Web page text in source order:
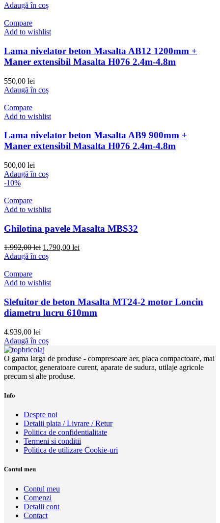
inițial
8.549,00 lei.
Adaugă în coș
Compare
Add to wishlist
Lama nivelator beton Masalta AB12 1200mm +
Maner extensibil Masalta H076 2.4m-4.8m
550,00 lei
Adaugă în coș
Compare
Add to wishlist
Lama nivelator beton Masalta AB9 900mm +
Maner extensibil Masalta H076 2.4m-4.8m
500,00 lei
Adaugă în coș
-10%
Compare
Add to wishlist
Ghilotina pavele Masalta MBS32
1.992,00lei Prețul
inițial
1.992,00 lei.
1.790,00 lei
Adaugă în coș
Compare
Add to wishlist
Slefuitor de beton Masalta MT24-2 motor Loncin
diametru lucru 610mm
4.939,00 lei
Adaugă în coș
O gama larga de produse - compresoare aer, placa compactoare, mai
compactor, generatoare curent, aparate de sudura, utilaje agricole
precum si alte produse.
Info
Despre noi
Detalii plata / Livrare / Retur
Politica de confidentialitate
Termeni si conditii
Politica de utilizare Cookie-uri
Contul meu
Contul meu
Comenzi
Detalii cont
Contact